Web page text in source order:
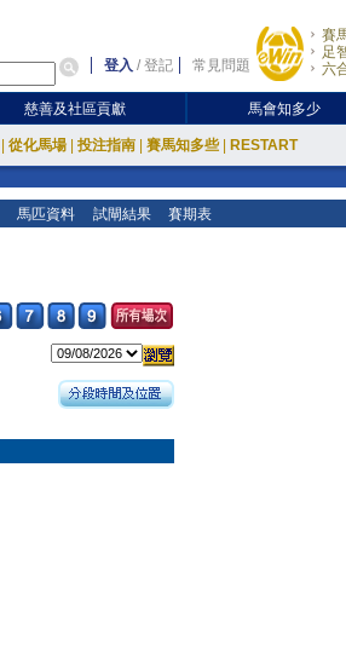
登入 /登記 常見問題
賽
足
六
慈善及社區貢獻 馬會知多少
從化馬場 投注指南 賽馬知多些 RESTART
馬匹資料 試閘結果 賽期表